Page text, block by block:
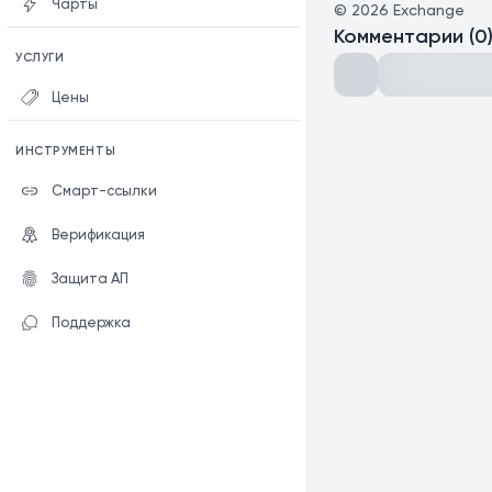
Чарты
УСЛУГИ
Цены
ИНСТРУМЕНТЫ
Смарт-ссылки
Верификация
Защита АП
Поддержка
© 2026 Exchange
Комментарии (0)